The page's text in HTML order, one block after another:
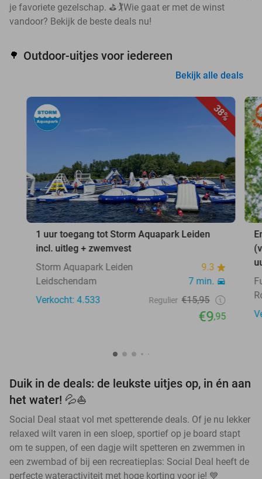
je favoriete gezelschap. ⛳🏌️Wie gaat er met de winst
vandoor? Bekijk de beste deals nu!
🌳 Outdoor-uitjes voor iedereen
Bekijk alle deals
38%
1 uur toegang tot Storm Aquapark Leiden
incl. uitleg + zwemvest
Storm Aquapark Leiden
9.3
Leidschendam
7 min.
Verkocht: 4.533
Regulier €15,95
€9,95
Duik in de deals: de leukste uitjes op, in én aan
het water! 💦⛵
Social Deal staat vol met spetterende deals. Of je nu lekker
relaxed wilt varen in een sloep, sportief op je board stapt
om te suppen, of een dagje wilt spetteren en zwemmen in
een zwembad of bij een recreatieplas: Social Deal heeft de
perfecte wateractiviteit met hoge korting voor je! 💙